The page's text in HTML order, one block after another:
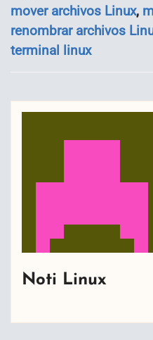
mover archivos Linux,
renombrar archivos
terminal linux
Noti Linux